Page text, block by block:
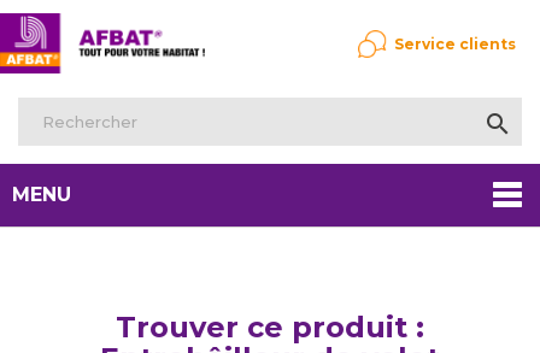

Service clients
MENU
Trouver ce produit :